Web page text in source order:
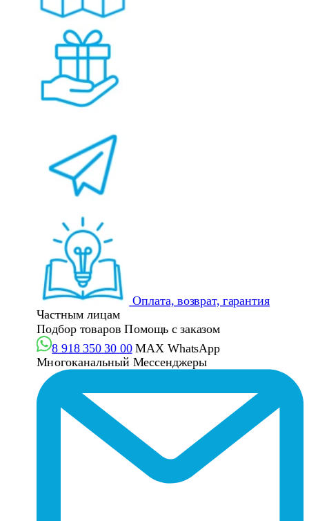
Оплата, возврат, гарантия
Частным лицам
Подбор товаров Помощь с заказом
8 918 350 30 00 MAX WhatsApp
Многоканальный Мессенджеры